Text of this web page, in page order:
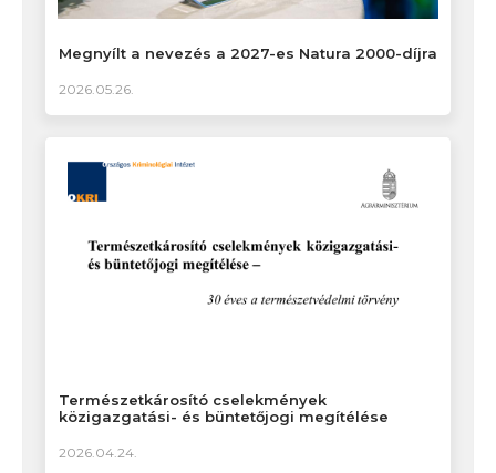
Megnyílt a nevezés a 2027-es Natura 2000-díjra
2026.05.26.
Természetkárosító cselekmények
közigazgatási- és büntetőjogi megítélése
2026.04.24.